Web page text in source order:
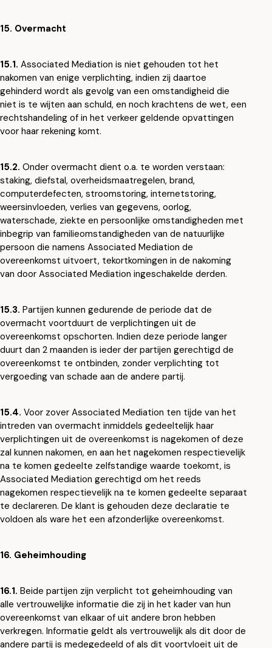
15. Overmacht
15.1. Associated Mediation is niet gehouden tot het
nakomen van enige verplichting, indien zij daartoe
gehinderd wordt als gevolg van een omstandigheid die
niet is te wijten aan schuld, en noch krachtens de wet, een
rechtshandeling of in het verkeer geldende opvattingen
voor haar rekening komt.
15.2. Onder overmacht dient o.a. te worden verstaan:
staking, diefstal, overheidsmaatregelen, brand,
computerdefecten, stroomstoring, internetstoring,
weersinvloeden, verlies van gegevens, oorlog,
waterschade, ziekte en persoonlijke omstandigheden met
inbegrip van familieomstandigheden van de natuurlijke
persoon die namens Associated Mediation de
overeenkomst uitvoert, tekortkomingen in de nakoming
van door Associated Mediation ingeschakelde derden.
15.3. Partijen kunnen gedurende de periode dat de
overmacht voortduurt de verplichtingen uit de
overeenkomst opschorten. Indien deze periode langer
duurt dan 2 maanden is ieder der partijen gerechtigd de
overeenkomst te ontbinden, zonder verplichting tot
vergoeding van schade aan de andere partij.
15.4. Voor zover Associated Mediation ten tijde van het
intreden van overmacht inmiddels gedeeltelijk haar
verplichtingen uit de overeenkomst is nagekomen of deze
zal kunnen nakomen, en aan het nagekomen respectievelijk
na te komen gedeelte zelfstandige waarde toekomt, is
Associated Mediation gerechtigd om het reeds
nagekomen respectievelijk na te komen gedeelte separaat
te declareren. De klant is gehouden deze declaratie te
voldoen als ware het een afzonderlijke overeenkomst.
16. Geheimhouding
16.1. Beide partijen zijn verplicht tot geheimhouding van
alle vertrouwelijke informatie die zij in het kader van hun
overeenkomst van elkaar of uit andere bron hebben
verkregen. Informatie geldt als vertrouwelijk als dit door de
andere partij is medegedeeld of als dit voortvloeit uit de